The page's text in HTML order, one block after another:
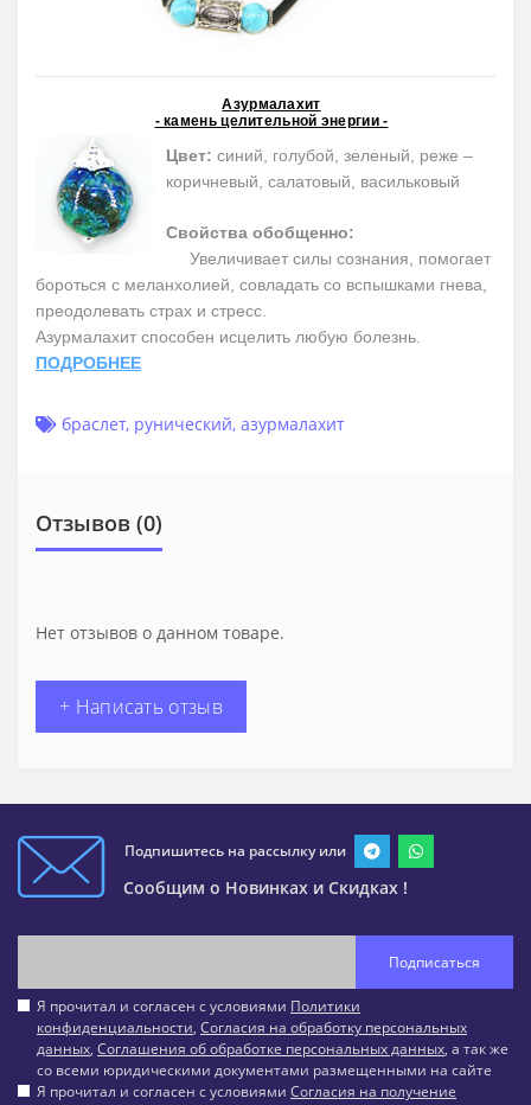
Азурмалахит
- камень целительной энергии -
Цвет: синий, голубой, зеленый, реже –
коричневый, салатовый, васильковый
Свойства обобщенно:
Увеличивает силы сознания, помогает
бороться с меланхолией, совладать со вспышками гнева,
преодолевать страх и стресс.
Азурмалахит способен исцелить любую болезнь.
ПОДРОБНЕЕ
браслет, рунический, азурмалахит
Отзывов (0)
Нет отзывов о данном товаре.
+ Написать отзыв
Подпишитесь на рассылку или
Сообщим о Новинках и Скидках !
Подписаться
Я прочитал и согласен с условиями Политики
конфиденциальности, Согласия на обработку персональных
данных, Соглашения об обработке персональных данных, а так же
со всеми юридическими документами размещенными на сайте
Я прочитал и согласен с условиями Согласия на получение